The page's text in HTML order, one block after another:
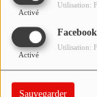
Activé
Utilisation:
Facebook
Activé
Utilisation:
Sauvegarder
ÉDUCATION AUX
L'INFORMATION
EN QUOI ÇA
ÉCOUTEZ LES